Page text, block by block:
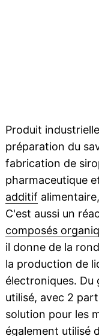
Produit
préparation du
fabrication de
pharmaceutique
additif
C'est aussi un
composés
il donne de la
la production de
électroniques. Du
utilisé, avec 2
solution pour les
également utilisé